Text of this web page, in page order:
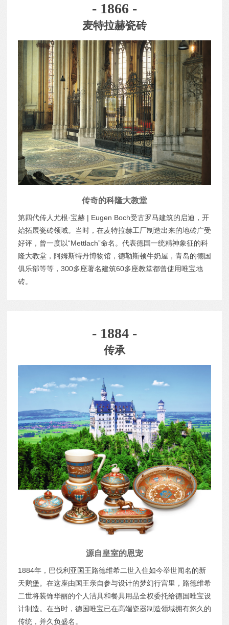
- 1866 -
麦特拉赫瓷砖
传奇的科隆大教堂
第四代传人尤根·宝赫 | Eugen Boch受古罗马建筑的启迪，开
始拓展瓷砖领域。当时，在麦特拉赫工厂制造出来的地砖广受
好评，曾一度以“Mettlach”命名。代表德国一统精神象征的科
隆大教堂，阿姆斯特丹博物馆，德勒斯顿牛奶屋，青岛的德国
俱乐部等等，300多座著名建筑60多座教堂都曾使用唯宝地
砖。
- 1884 -
传承
源自皇室的恩宠
1884年，巴伐利亚国王路德维希二世入住如今举世闻名的新
天鹅堡。在这座由国王亲自参与设计的梦幻行宫里，路德维希
二世将装饰华丽的个人洁具和餐具用品全权委托给德国唯宝设
计制造。在当时，德国唯宝已在高端瓷器制造领域拥有悠久的
传统，并久负盛名。